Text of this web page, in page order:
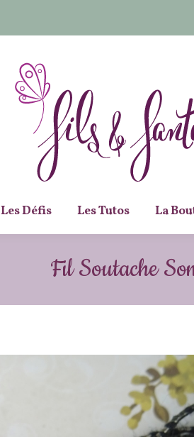
Les Défis Les Tutos La
Fil Soutache